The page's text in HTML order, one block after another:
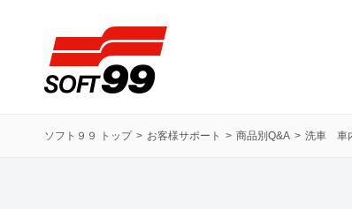
ソフト９９ トップ お客様サポート 商品別Q&A 洗車 車